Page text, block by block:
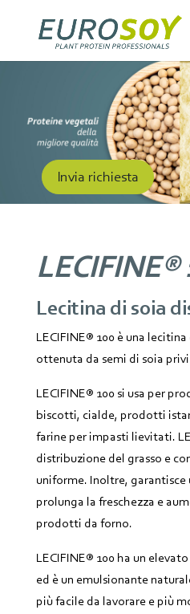
Invia richiesta
LECIFINE®
Lecitina di soia
LECIFINE® 100 è una lecitina
ottenuta da semi di soia
LECIFINE® 100 si usa per
biscotti, cialde, prodotti
farine per impasti lievitati.
distribuzione del grasso e
uniforme. Inoltre, garantisce
prolunga la freschezza e
prodotti da forno.
LECIFINE® 100 ha un
ed è un emulsionante
più facile da lavorare e più